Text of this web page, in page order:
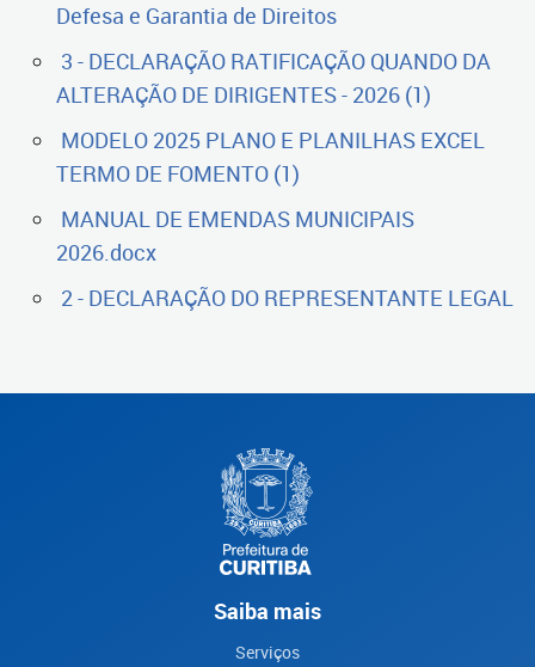
Defesa e Garantia de Direitos
3 - DECLARAÇÃO RATIFICAÇÃO QUANDO DA
ALTERAÇÃO DE DIRIGENTES - 2026 (1)
MODELO 2025 PLANO E PLANILHAS EXCEL
TERMO DE FOMENTO (1)
MANUAL DE EMENDAS MUNICIPAIS
2026.docx
2 - DECLARAÇÃO DO REPRESENTANTE LEGAL
Saiba mais
Serviços